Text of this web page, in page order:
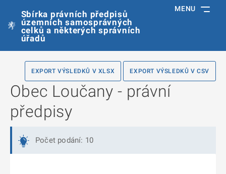
Sbírka právních předpisů
územních samosprávných
celků a některých správních
úřadů
MENU
EXPORT VÝSLEDKŮ V XLSX EXPORT VÝSLEDKŮ V CSV
Obec Loučany - právní
předpisy
Počet podání: 10